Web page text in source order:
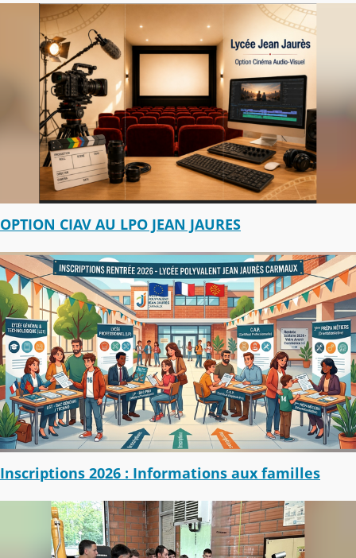
OPTION CIAV AU LPO JEAN JAURES
Inscriptions 2026 : Informations aux familles